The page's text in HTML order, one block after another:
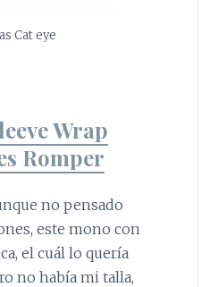
Cat eye
Wrap
Romper
no pensado
este mono con
el cuál lo quería
no había mi talla,